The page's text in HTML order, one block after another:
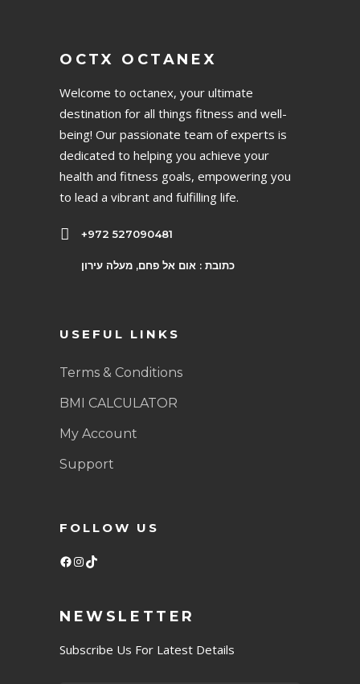
OCTX OCTANEX
Welcome to octanex, your ultimate
destination for all things fitness and well-
being! Our passionate team of experts is
dedicated to helping you achieve your
health and fitness goals, empowering you
to lead a vibrant and fulfilling life.
+972 527090481
כתובת : אום אל פחם, מעלה עירון
USEFUL LINKS
Terms & Conditions
BMI CALCULATOR
My Account
Support
FOLLOW US
Facebook
Instagram
NEWSLETTER
Subscribe Us For Latest Details